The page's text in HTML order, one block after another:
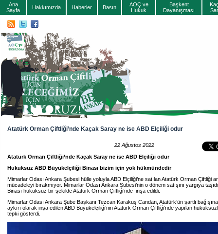
Ana
Sayfa
Hakkımızda Haberler Basın
AOÇ ve
Hukuk
Başkent
Dayanışması
Atatürk Orman Çiftliği’nde Kaçak Saray ne ise ABD Elçiliği odur
22 Ağustos 2022
Atatürk Orman Çiftliği’nde Kaçak Saray ne ise ABD Elçiliği odur
Hukuksuz ABD Büyükelçiliği Binası bizim için yok hükmündedir
Mimarlar Odası Ankara Şubesi hülle yoluyla ABD Elçiliği’ne satılan Atatürk Orman Çiftliği
mücadeleyi bırakmıyor. Mimarlar Odası Ankara Şubesi’nin o dönem satışını yargıya
Binası hukuksuz bir şekilde Atatürk Orman Çiftliği’nde inşa edildi.
Mimarlar Odası Ankara Şube Başkanı Tezcan Karakuş Candan, Atatürk’ün şartlı
aykırı olarak inşa edilen ABD Büyükelçiliği’nin Atatürk Orman Çiftliği’nde yapılan
tepki gösterdi.